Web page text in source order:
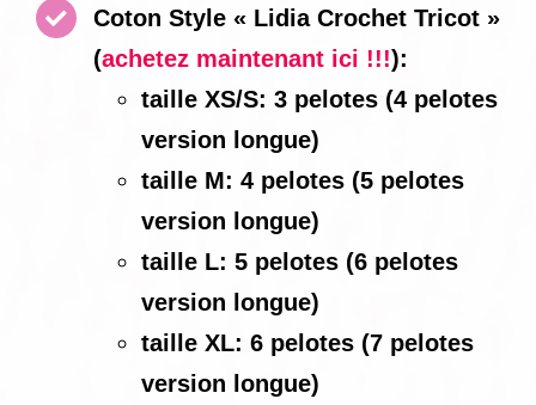
Coton Style « Lidia Crochet Tricot »
(achetez maintenant ici !!!):
taille XS/S: 3 pelotes (4 pelotes
version longue)
taille M: 4 pelotes (5 pelotes
version longue)
taille L: 5 pelotes (6 pelotes
version longue)
taille XL: 6 pelotes (7 pelotes
version longue)